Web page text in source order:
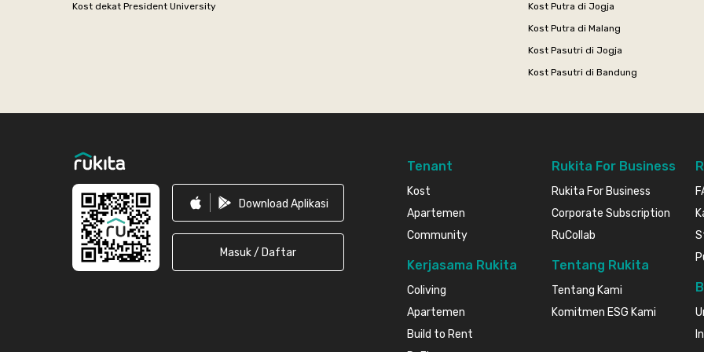
Kost dekat President University
Kost Putra di Jogja
Kost Putra di Malang
Kost Pasutri di Jogja
Kost Pasutri di Bandung
Download Aplikasi
Masuk / Daftar
Tenant
Kost
Apartemen
Community
Kerjasama Rukita
Coliving
Apartemen
Build to Rent
Rukita For Business
Rukita For Business
Corporate Subscription
RuCollab
Tentang Rukita
Tentang Kami
Komitmen ESG Kami